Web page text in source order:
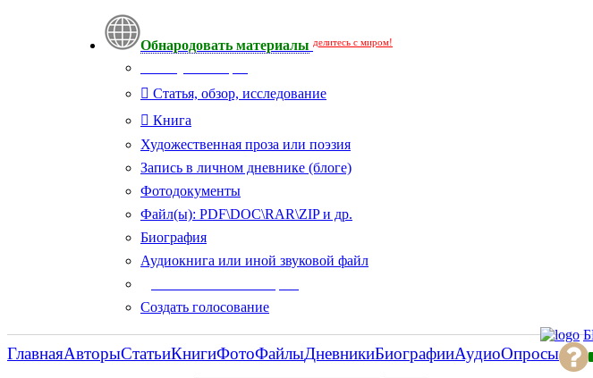
Обнародовать материалы делитесь с миром!
Статья, обзор, исследование
Книга
Художественная проза или поэзия
Запись в личном дневнике (блоге)
Фотодокументы
Файл(ы): PDF\DOC\RAR\ZIP и др.
Биография
Аудиокнига или иной звуковой файл
Создать голосование
ГлавнаяАвторыСтатьиКнигиФотоФайлыДневникиБиографииАудиоОпросы